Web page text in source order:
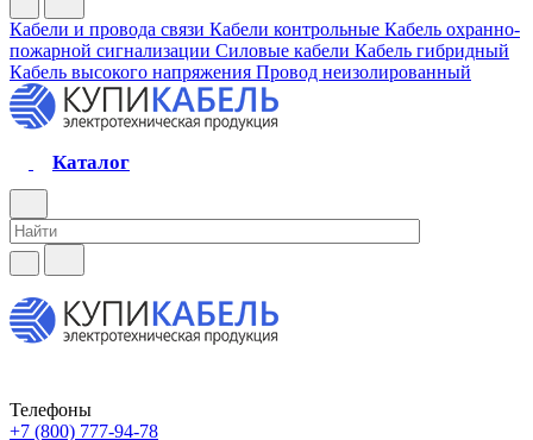
Кабели и провода связи Кабели контрольные Кабель охранно-
пожарной сигнализации Силовые кабели Кабель гибридный
Кабель высокого напряжения Провод неизолированный
Каталог
Телефоны
+7 (800) 777-94-78